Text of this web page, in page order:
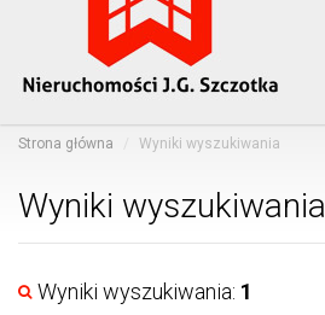
Strona główna Wyniki wyszukiwania
Wyniki wyszukiwania
Wyniki wyszukiwania: 1